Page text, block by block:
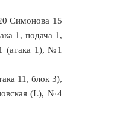
Симонова 15
1, подача 1,
(атака 1), №1
11, блок 3),
(L), №4